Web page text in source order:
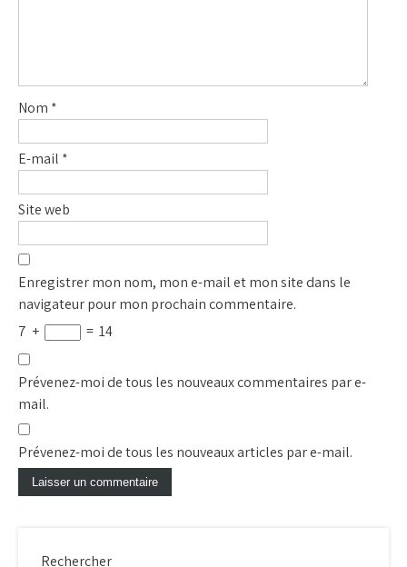
Nom *
E-mail *
Site web
Enregistrer mon nom, mon e-mail et mon site dans le
navigateur pour mon prochain commentaire.
7 + = 14
Prévenez-moi de tous les nouveaux commentaires par e-
mail.
Prévenez-moi de tous les nouveaux articles par e-mail.
Rechercher